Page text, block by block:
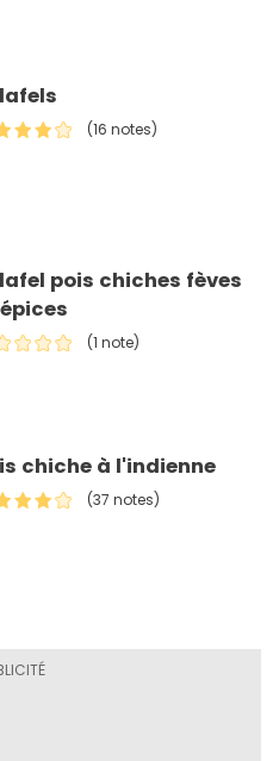
(16 notes)
pois chiches fèves
(1 note)
chiche à l'indienne
(37 notes)